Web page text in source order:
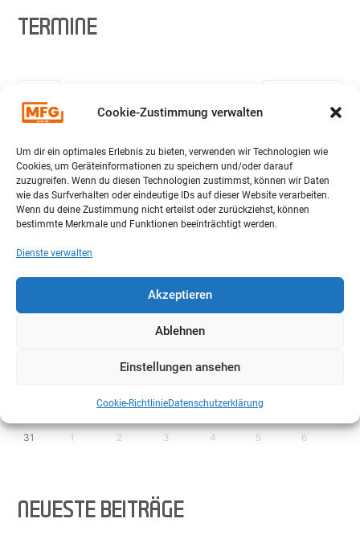
Cookie-Zustimmung verwalten
Um dir ein optimales Erlebnis zu bieten, verwenden wir Technologien wie
Cookies, um Geräteinformationen zu speichern und/oder darauf
zuzugreifen. Wenn du diesen Technologien zustimmst, können wir Daten
wie das Surfverhalten oder eindeutige IDs auf dieser Website verarbeiten.
Wenn du deine Zustimmung nicht erteilst oder zurückziehst, können
bestimmte Merkmale und Funktionen beeinträchtigt werden.
Dienste verwalten
Akzeptieren
Ablehnen
Einstellungen ansehen
Cookie-RichtlinieDatenschutzerklärung
TERMINE
27 28 29 30 31 1
3 4 5 6 7 8 9
19 20 21
26 27 28 29
31 1 2 3 4 5 6
NEUESTE BEITRÄGE